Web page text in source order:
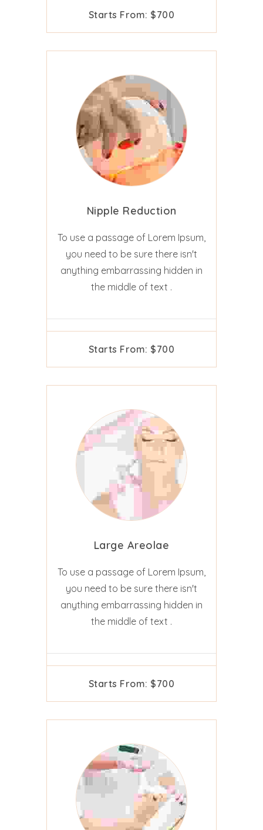
Starts From: $700
Nipple Reduction
To use a passage of Lorem Ipsum,
you need to be sure there isn't
anything embarrassing hidden in
the middle of text .
Starts From: $700
Large Areolae
To use a passage of Lorem Ipsum,
you need to be sure there isn't
anything embarrassing hidden in
the middle of text .
Starts From: $700